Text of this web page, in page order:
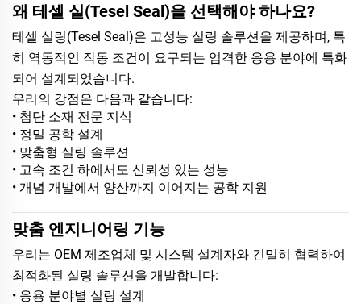
왜 테셀 실(Tesel Seal)을 선택해야 하나요?
테셀 실링(Tesel Seal)은 고성능 실링 솔루션을 제공하며, 특
히 역동적인 작동 조건이 요구되는 엄격한 응용 분야에 특화
되어 설계되었습니다.
우리의 강점은 다음과 같습니다:
• 첨단 소재 전문 지식
• 정밀 공학 설계
• 맞춤형 실링 솔루션
• 고속 조건 하에서도 신뢰성 있는 성능
• 개념 개발에서 양산까지 이어지는 공학 지원
맞춤 엔지니어링 기능
우리는 OEM 제조업체 및 시스템 설계자와 긴밀히 협력하여
최적화된 실링 솔루션을 개발합니다:
• 응용 분야별 실링 설계